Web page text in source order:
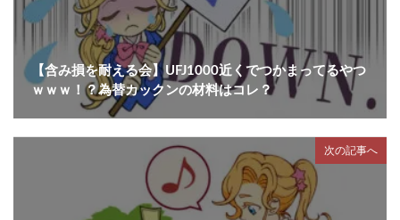
【含み損を耐える会】UFJ1000近くでつかまってるやつ
ｗｗｗ！？為替カックンの材料はコレ？
次の記事へ